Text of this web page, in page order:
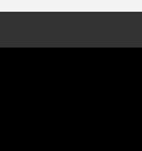
atteindre 80 à 100 km/h
parcourt la basse vallée
le littoral